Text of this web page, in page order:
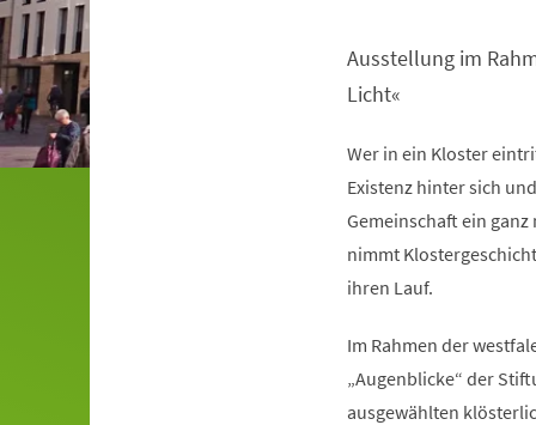
Ausstellung im
Licht«
Wer in ein Kloster
Existenz hinter sich
Gemeinschaft ein ganz
nimmt
ihren Lauf.
Im Rahmen der
„Augenblicke“ der
ausgewählten